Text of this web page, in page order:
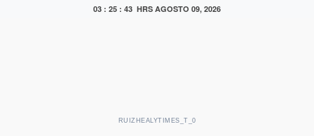
03 : 25 : 43 HRS AGOSTO 09, 2026
RUIZHEALYTIMES_T_0